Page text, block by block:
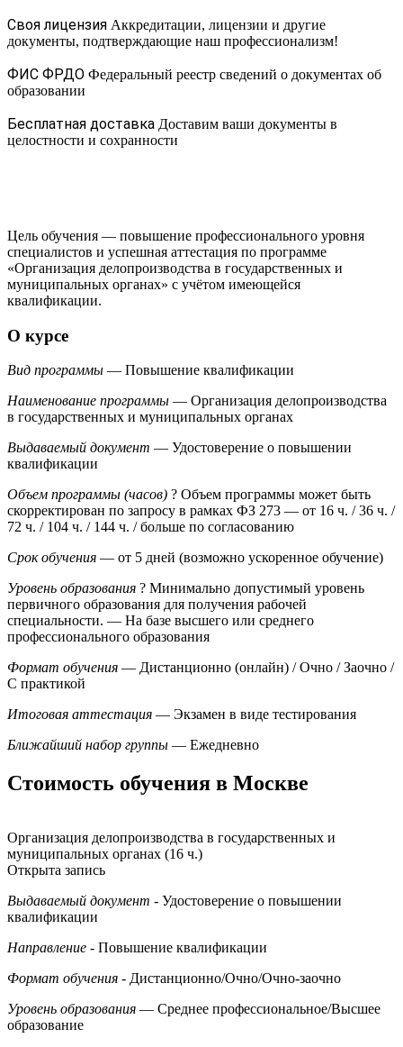
Своя лицензия Аккредитации, лицензии и другие
документы, подтверждающие наш профессионализм!
ФИС ФРДО Федеральный реестр сведений о документах об
образовании
Бесплатная доставка Доставим ваши документы в
целостности и сохранности
Цель обучения — повышение профессионального уровня
специалистов и успешная аттестация по программе
«Организация делопроизводства в государственных и
муниципальных органах» с учётом имеющейся
квалификации.
О курсе
Вид программы — Повышение квалификации
Наименование программы — Организация делопроизводства
в государственных и муниципальных органах
Выдаваемый документ — Удостоверение о повышении
квалификации
Объем программы (часов) ? Объем программы может быть
скорректирован по запросу в рамках ФЗ 273 — от 16 ч. / 36 ч. /
72 ч. / 104 ч. / 144 ч. / больше по согласованию
Срок обучения — от 5 дней (возможно ускоренное обучение)
Уровень образования ? Минимально допустимый уровень
первичного образования для получения рабочей
специальности. — На базе высшего или среднего
профессионального образования
Формат обучения — Дистанционно (онлайн) / Очно / Заочно /
С практикой
Итоговая аттестация — Экзамен в виде тестирования
Ближайший набор группы — Ежедневно
Стоимость обучения в Москве
Организация делопроизводства в государственных и
муниципальных органах (16 ч.)
Открыта запись
Выдаваемый документ - Удостоверение о повышении
квалификации
Направление - Повышение квалификации
Формат обучения - Дистанционно/Очно/Очно-заочно
Уровень образования — Среднее профессиональное/Высшее
образование